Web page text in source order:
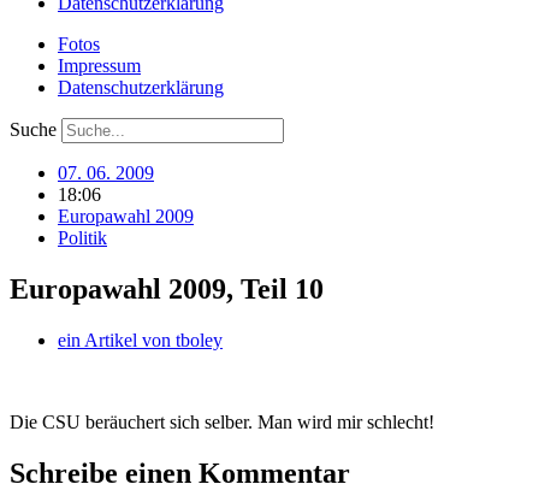
Fotos
Impressum
Datenschutzerklärung
Suche
07. 06. 2009
18:06
Europawahl 2009
Politik
Europawahl 2009, Teil 10
ein Artikel von tboley
Die CSU beräuchert sich selber. Man wird mir schlecht!
Schreibe einen Kommentar